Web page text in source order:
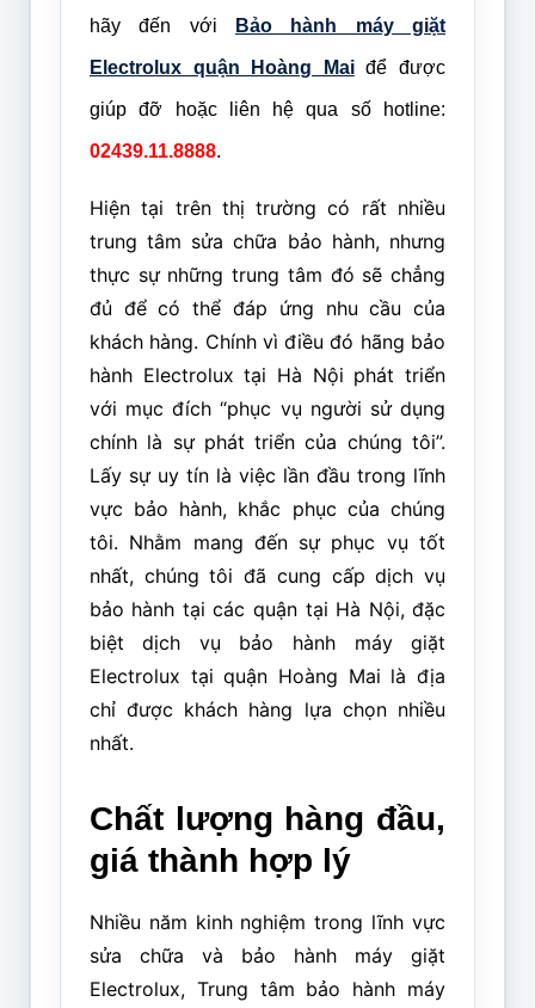
hãy đến với Bảo hành máy giặt
Electrolux quận Hoàng Maiđể được
giúp đỡ hoặc liên hệ qua số hotline:
02439.11.8888.
Hiện tại trên thị trường có rất nhiều
trung tâm sửa chữa bảo hành, nhưng
thực sự những trung tâm đó sẽ chẳng
đủ để có thể đáp ứng nhu cầu của
khách hàng. Chính vì điều đó hãng bảo
hành Electrolux tại Hà Nội phát triển
với mục đích “phục vụ người sử dụng
chính là sự phát triển của chúng tôi”.
Lấy sự uy tín là việc lần đầu trong lĩnh
vực bảo hành, khắc phục của chúng
tôi. Nhằm mang đến sự phục vụ tốt
nhất, chúng tôi đã cung cấp dịch vụ
bảo hành tại các quận tại Hà Nội, đặc
biệt dịch vụ bảo hành máy giặt
Electrolux tại quận Hoàng Mai là địa
chỉ được khách hàng lựa chọn nhiều
nhất.
Chất lượng hàng đầu,
giá thành hợp lý
Nhiều năm kinh nghiệm trong lĩnh vực
sửa chữa và bảo hành máy giặt
Electrolux, Trung tâm bảo hành máy